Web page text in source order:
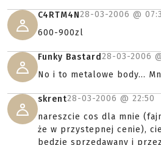
C4RTM4N28-03-2006 @
600-900zl
Funky Bastard28-03-2006
No i to metalowe body...
skrent28-03-2006 @ 22:50
nareszcie cos dla mnie
że w przystepnej cenie),
bedzie sprzedawany i